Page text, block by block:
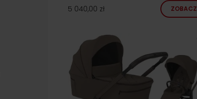
5 040,00 zł
ZOBACZ